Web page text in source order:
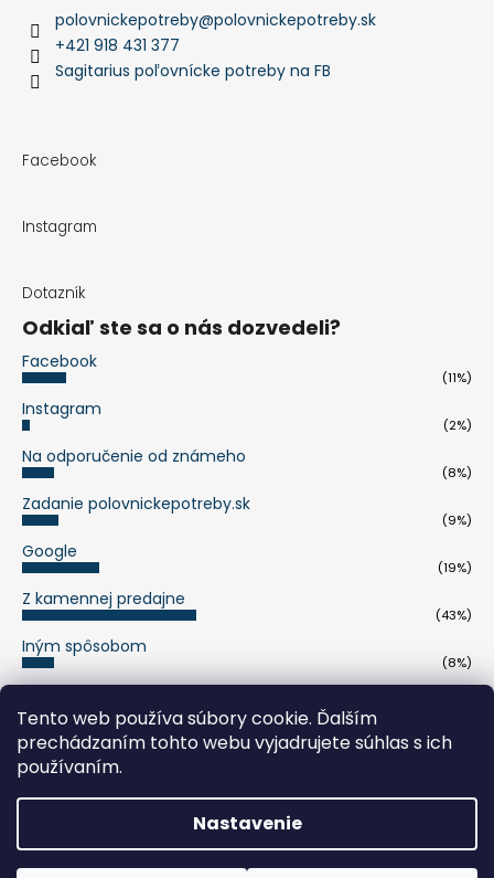
Tento web používa súbory cookie. Ďalším
prechádzaním tohto webu vyjadrujete súhlas s ich
používaním.
Nastavenie
polovnickepotreby@polovnickepotreby.sk
+421 918 431 377
Sagitarius poľovnícke potreby na FB
Facebook
Instagram
Dotazník
Odkiaľ ste sa o nás dozvedeli?
Facebook
(11%)
Instagram
(2%)
Na odporučenie od známeho
(8%)
Zadanie polovnickepotreby.sk
(9%)
Google
(19%)
Z kamennej predajne
(43%)
Iným spôsobom
(8%)
Počet hlasov:263
Copyright 2026polovnickepotreby.sk. Všetky práva